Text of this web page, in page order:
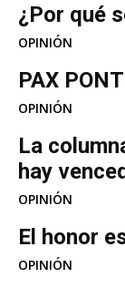
¿Por qué
OPINIÓN
PAX
OPINIÓN
La
hay
OPINIÓN
El honor
OPINIÓN